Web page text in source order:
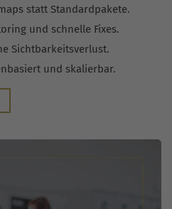
statt Standardpakete.
und schnelle Fixes.
Sichtbarkeitsverlust.
und skalierbar.